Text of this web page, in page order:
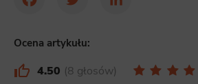
FacebookTwitter LinkedIn
Ocena artykułu:
4.50 8 głosów